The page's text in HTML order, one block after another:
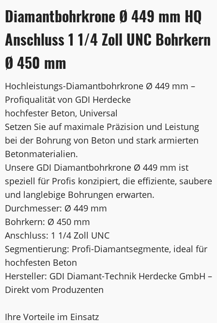
Diamantbohrkrone Ø 449 mm HQ
Anschluss 1 1/4 Zoll UNC Bohrkern
Ø 450 mm
Hochleistungs-Diamantbohrkrone Ø 449 mm –
Profiqualität von GDI Herdecke
hochfester Beton, Universal
Setzen Sie auf maximale Präzision und Leistung
bei der Bohrung von Beton und stark armierten
Betonmaterialien.
Unsere GDI Diamantbohrkrone Ø 449 mm ist
speziell für Profis konzipiert, die effiziente, saubere
und langlebige Bohrungen erwarten.
Durchmesser: Ø 449 mm
Bohrkern: Ø 450 mm
Anschluss: 1 1/4 Zoll UNC
Segmentierung: Profi-Diamantsegmente, ideal für
hochfesten Beton
Hersteller: GDI Diamant-Technik Herdecke GmbH –
Direkt vom Produzenten
Ihre Vorteile im Einsatz